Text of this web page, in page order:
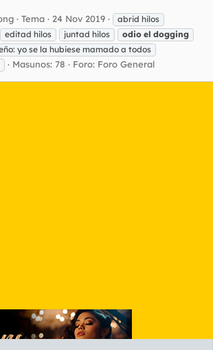
Tema 24 Nov 2019
abrid hilos
editad hilos juntad hilos odio el dogging
yo se la hubiese mamado a todos
Masunos: 78 Foro: Foro General